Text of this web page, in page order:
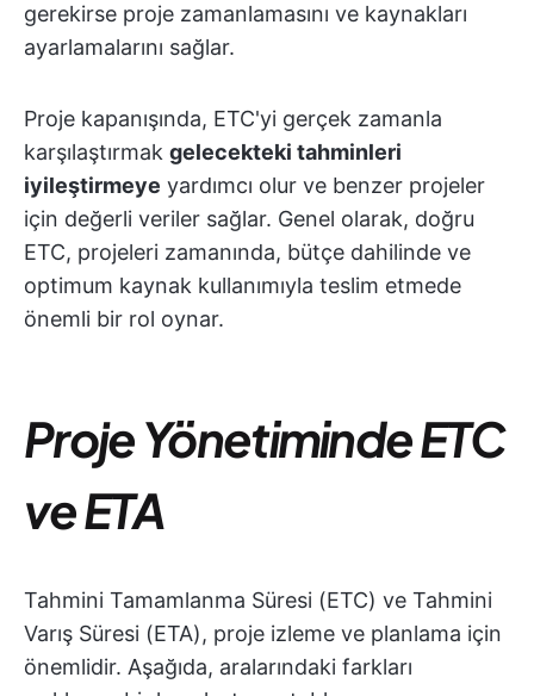
gerekirse proje zamanlamasını ve kaynakları
ayarlamalarını sağlar.
Proje kapanışında, ETC'yi gerçek zamanla
karşılaştırmak gelecekteki tahminleri
iyileştirmeye yardımcı olur ve benzer projeler
için değerli veriler sağlar. Genel olarak, doğru
ETC, projeleri zamanında, bütçe dahilinde ve
optimum kaynak kullanımıyla teslim etmede
önemli bir rol oynar.
Proje Yönetiminde ETC
ve ETA
Tahmini Tamamlanma Süresi (ETC) ve Tahmini
Varış Süresi (ETA), proje izleme ve planlama için
önemlidir. Aşağıda, aralarındaki farkları